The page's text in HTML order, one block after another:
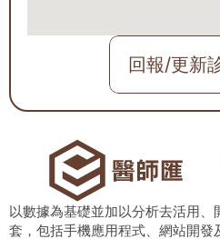
回報/更新
以數據為基礎並加以分析去活用
套，包括手機應用程式、網站開發